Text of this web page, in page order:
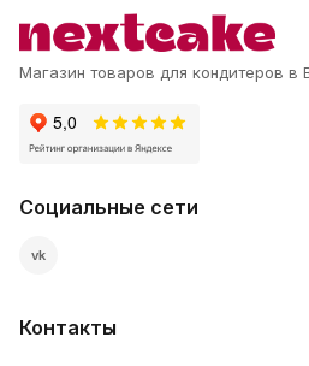
Магазин товаров для кондитеров в
Социальные сети
vk
Контакты